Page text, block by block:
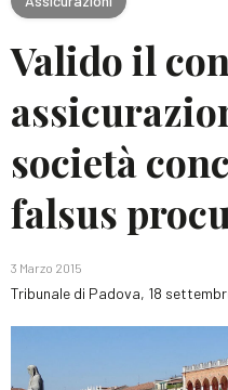
Valido il
società
falsus
3 Marzo 2015
Tribunale di Padova, 18